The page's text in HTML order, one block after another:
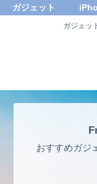
ガジェッ
ガジェット
おすすめガジ